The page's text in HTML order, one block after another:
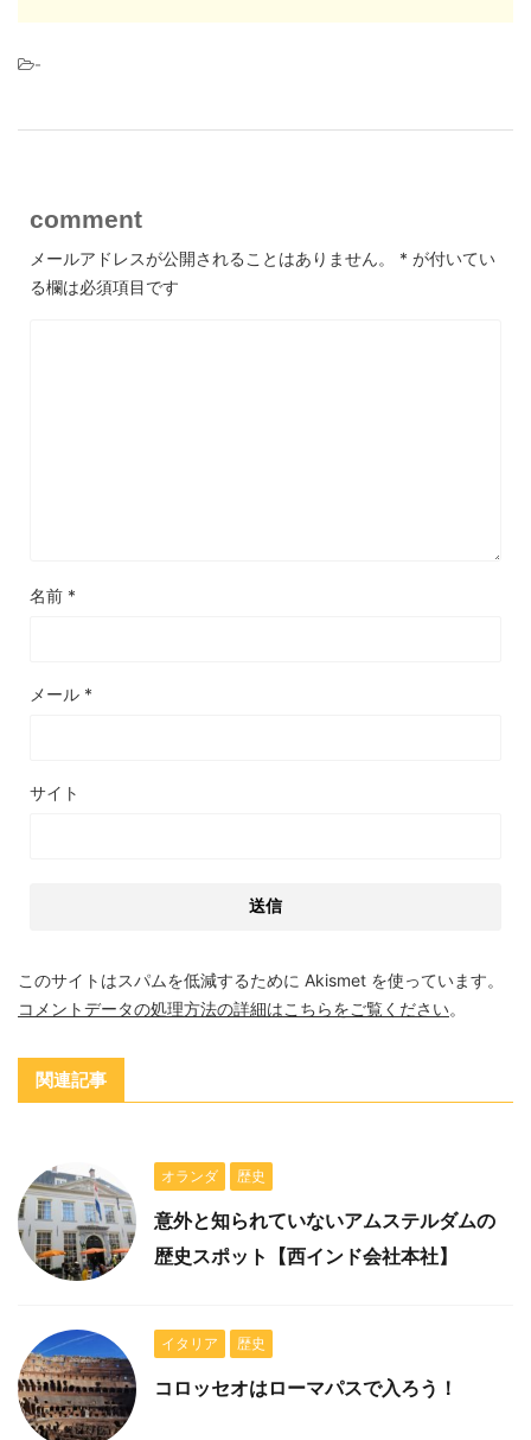
-
comment
メールアドレスが公開されることはありません。 * が付いてい
る欄は必須項目です
名前 *
メール *
サイト
このサイトはスパムを低減するために Akismet を使っています。
コメントデータの処理方法の詳細はこちらをご覧ください。
関連記事
オランダ 歴史
意外と知られていないアムステルダムの
歴史スポット【西インド会社本社】
イタリア 歴史
コロッセオはローマパスで入ろう！